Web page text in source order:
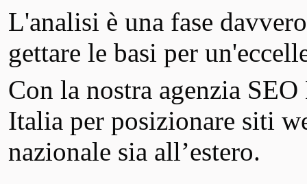
L'analisi è una fase
gettare le basi per
Con la nostra agenzia
Italia per posizionare siti
nazionale sia all’estero.